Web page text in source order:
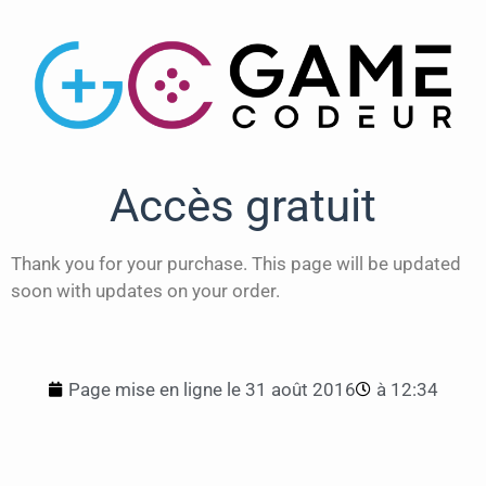
Accès gratuit
Thank you for your purchase. This page will be updated
soon with updates on your order.
Page mise en ligne le 31 août 2016 à 12:34